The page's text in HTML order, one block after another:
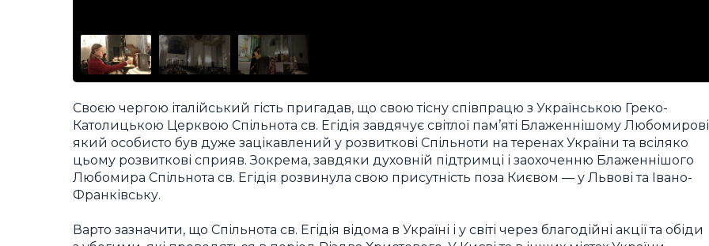
Своєю чергою італійський гість пригадав, що свою тісну співпрацю з Українською Греко-
Католицькою Церквою Спільнота св. Егідія завдячує світлої пам’яті Блаженнішому
який особисто був дуже зацікавлений у розвиткові Спільноти на теренах України та всіляко
цьому розвиткові сприяв. Зокрема, завдяки духовній підтримці і заохоченню Блаженнішого
Любомира Спільнота св. Егідія розвинула свою присутність поза Києвом — у Львові та Івано-
Франківську.
Варто зазначити, що Спільнота св. Егідія відома в Україні і у світі через благодійні акції та обіди